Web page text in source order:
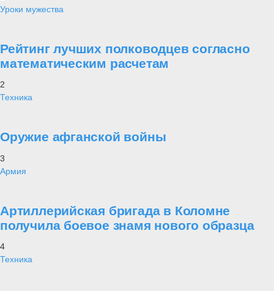
Уроки мужества
Рейтинг лучших полководцев согласно
математическим расчетам
2
Техника
Оружие афганской войны
3
Армия
Артиллерийская бригада в Коломне
получила боевое знамя нового образца
4
Техника